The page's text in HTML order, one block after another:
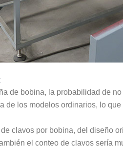
de bobina, la probabilidad de
de los modelos ordinarios, lo
clavos por bobina, del diseño
el conteo de clavos sería